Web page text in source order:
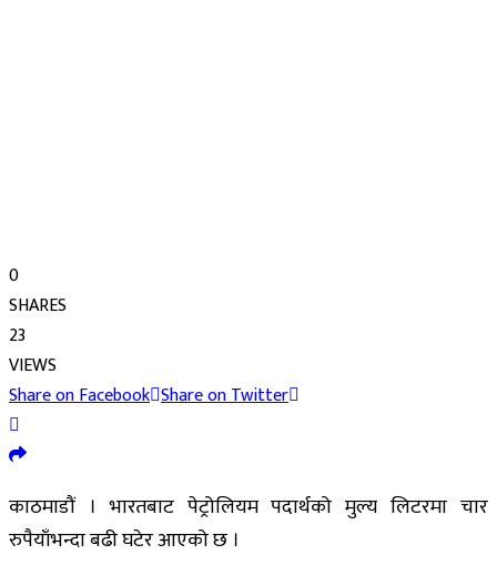
0
SHARES
23
VIEWS
Share on Facebook Share on Twitter
काठमाडौं । भारतबाट पेट्रोलियम पदार्थको मुल्य लिटरमा चार
रुपैयाँभन्दा बढी घटेर आएको छ ।